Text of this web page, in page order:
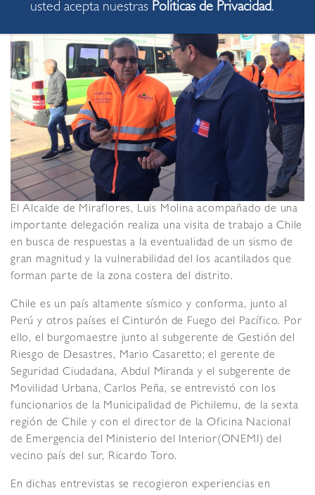
El Alcalde de Miraflores, Luis Molina acompañado de una
importante delegación realiza una visita de trabajo a Chile
en busca de respuestas a la eventualidad de un sismo de
gran magnitud y la vulnerabilidad del los acantilados que
forman parte de la zona costera del distrito.
Chile es un país altamente sísmico y conforma, junto al
Perú y otros países el Cinturón de Fuego del Pacífico. Por
ello, el burgomaestre junto al subgerente de Gestión del
Riesgo de Desastres, Mario Casaretto; el gerente de
Seguridad Ciudadana, Abdul Miranda y el subgerente de
Movilidad Urbana, Carlos Peña, se entrevistó con los
funcionarios de la Municipalidad de Pichilemu, de la sexta
región de Chile y con el director de la Oficina Nacional
de Emergencia del Ministerio del Interior(ONEMI) del
vecino país del sur, Ricardo Toro.
En dichas entrevistas se recogieron experiencias en
usted acepta nuestras Politicas de Privacidad.